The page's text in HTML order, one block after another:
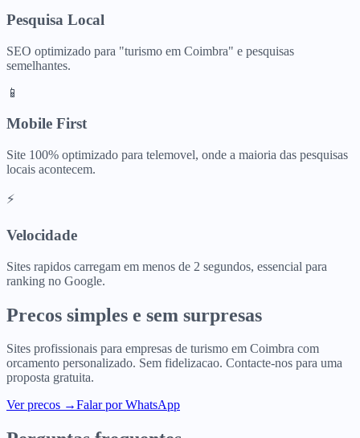
Pesquisa Local
SEO optimizado para "turismo em Coimbra" e pesquisas
semelhantes.
📱
Mobile First
Site 100% optimizado para telemovel, onde a maioria das pesquisas
locais acontecem.
⚡
Velocidade
Sites rapidos carregam em menos de 2 segundos, essencial para
ranking no Google.
Precos simples e sem surpresas
Sites profissionais para empresas de turismo em Coimbra com
orcamento personalizado. Sem fidelizacao. Contacte-nos para uma
proposta gratuita.
Ver precos →Falar por WhatsApp